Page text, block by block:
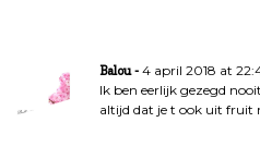
Balou
4 april 2018 at
Ik ben eerlijk gezegd
altijd dat je t ook uit fruit